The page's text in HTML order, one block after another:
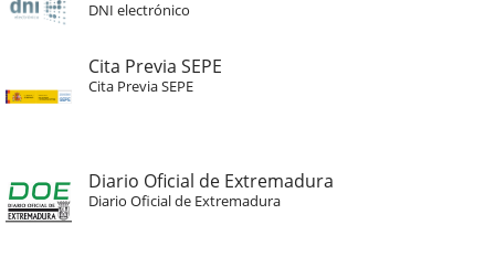
DNI electrónico
Cita Previa SEPE
Cita Previa SEPE
Diario Oficial de Extremadura
Diario Oficial de Extremadura